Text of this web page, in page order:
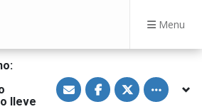
Menu
lleve
S
h
a
S
h
a
S
h
a
Toggle